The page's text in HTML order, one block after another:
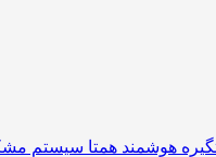
هوشمند